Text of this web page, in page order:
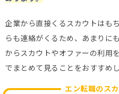
企業から直接くるスカウトはも
らも連絡がくるため、 あまりに
からスカウトやオファーの利用
でまとめて見ることをおすすめし
エン転職のス